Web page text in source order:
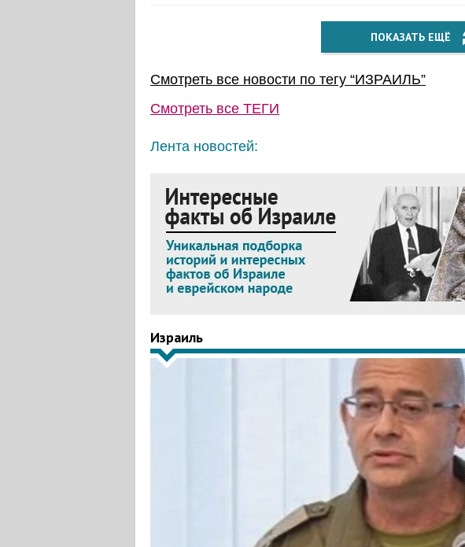
ПОКАЗАТЬ ЕЩЁ
Смотреть все новости по тегу “ИЗРАИЛЬ”
Смотреть все ТЕГИ
Лента новостей:
Израиль